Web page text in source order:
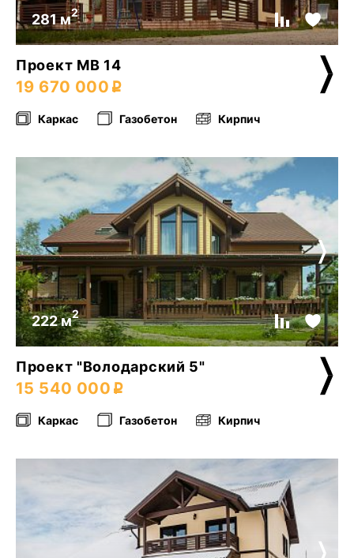
281 м2
Проект МВ 14
19 670 000
Каркас Газобетон Кирпич
222 м2
Проект "Володарский 5"
15 540 000
Каркас Газобетон Кирпич